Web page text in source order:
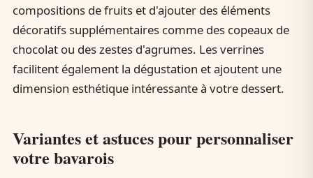
compositions de fruits et d'ajouter des éléments
décoratifs supplémentaires comme des copeaux de
chocolat ou des zestes d'agrumes. Les verrines
facilitent également la dégustation et ajoutent une
dimension esthétique intéressante à votre dessert.
Variantes et astuces pour personnaliser
votre bavarois